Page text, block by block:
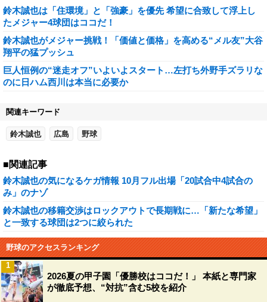
鈴木誠也は「住環境」と「強豪」を優先 希望に合致して浮上し
たメジャー4球団はココだ！
鈴木誠也がメジャー挑戦！「価値と価格」を高める“メル友”大谷
翔平の猛プッシュ
巨人恒例の“迷走オフ”いよいよスタート…左打ち外野手ズラリな
のに日ハム西川は本当に必要か
関連キーワード
鈴木誠也 広島 野球
■関連記事
鈴木誠也の気になるケガ情報 10月フル出場「20試合中4試合の
み」のナゾ
鈴木誠也の移籍交渉はロックアウトで長期戦に…「新たな希望」
と一致する球団は2つに絞られた
野球のアクセスランキング
2026夏の甲子園「優勝校はココだ！」 本紙と専門家
が徹底予想、“対抗”含む5校を紹介
1